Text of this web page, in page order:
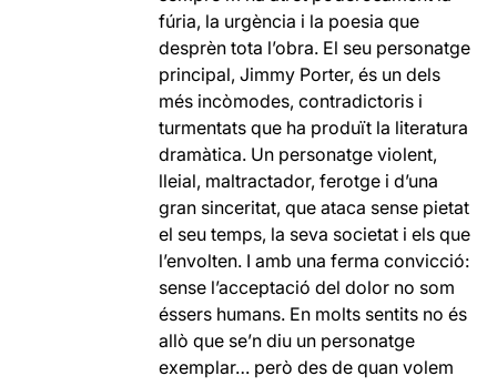
fúria, la urgència i la poesia que
desprèn tota l’obra. El seu personatge
principal, Jimmy Porter, és un dels
més incòmodes, contradictoris i
turmentats que ha produït la literatura
dramàtica. Un personatge violent,
lleial, maltractador, ferotge i d’una
gran sinceritat, que ataca sense pietat
el seu temps, la seva societat i els que
l’envolten. I amb una ferma convicció:
sense l’acceptació del dolor no som
éssers humans. En molts sentits no és
allò que se’n diu un personatge
exemplar… però des de quan volem